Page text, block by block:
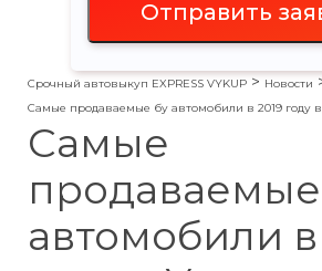
Срочный автовыкуп EXPRESS VYKUP > Новости
Самые продаваемые бу автомобили в 2019 году
Самые
автомобили в